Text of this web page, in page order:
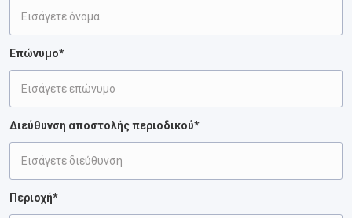
Επώνυμο*
Διεύθυνση αποστολής περιοδικού*
Περιοχή*